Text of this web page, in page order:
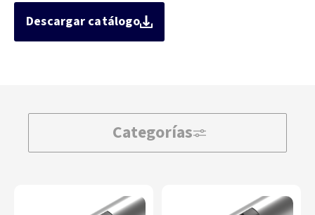
Descargar catálogo
Categorías